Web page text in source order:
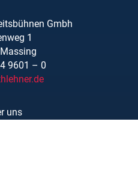
Gmbh
1
9601 – 0
uns